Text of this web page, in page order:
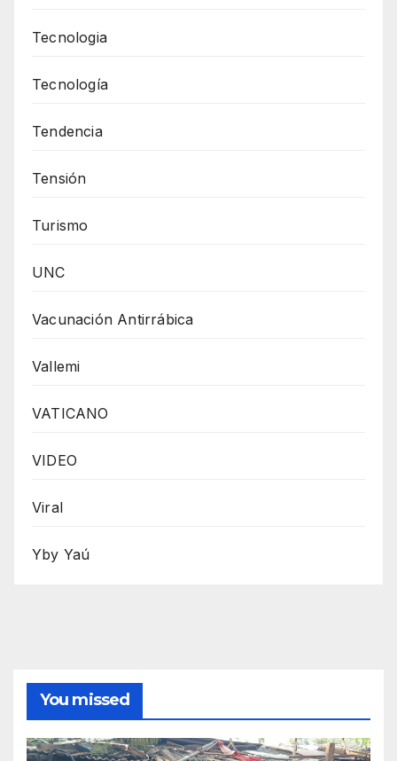
Tecnologia
Tecnología
Tendencia
Tensión
Turismo
UNC
Vacunación Antirrábica
Vallemi
VATICANO
VIDEO
Viral
Yby Yaú
You missed